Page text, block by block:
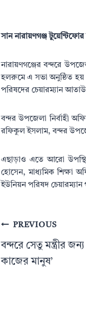
সান নারায়ণগঞ্জ
নারায়ণগঞ্জের বন্দরে
হলরুমে এ সভা অনুষ্ঠিত
পরিষদের চেয়ারম্যান
বন্দর উপজেলা নির্বাহী
রফিকুল ইসলাম, বন্দর
এছাড়াও এতে আরো
হোসেন, মাধ্যমিক শিক্ষা
ইউনিয়ন পরিষদ
PostPREVIOUS
বন্দরে সেতু মন্ত্রীর
কাজের মানুষ’